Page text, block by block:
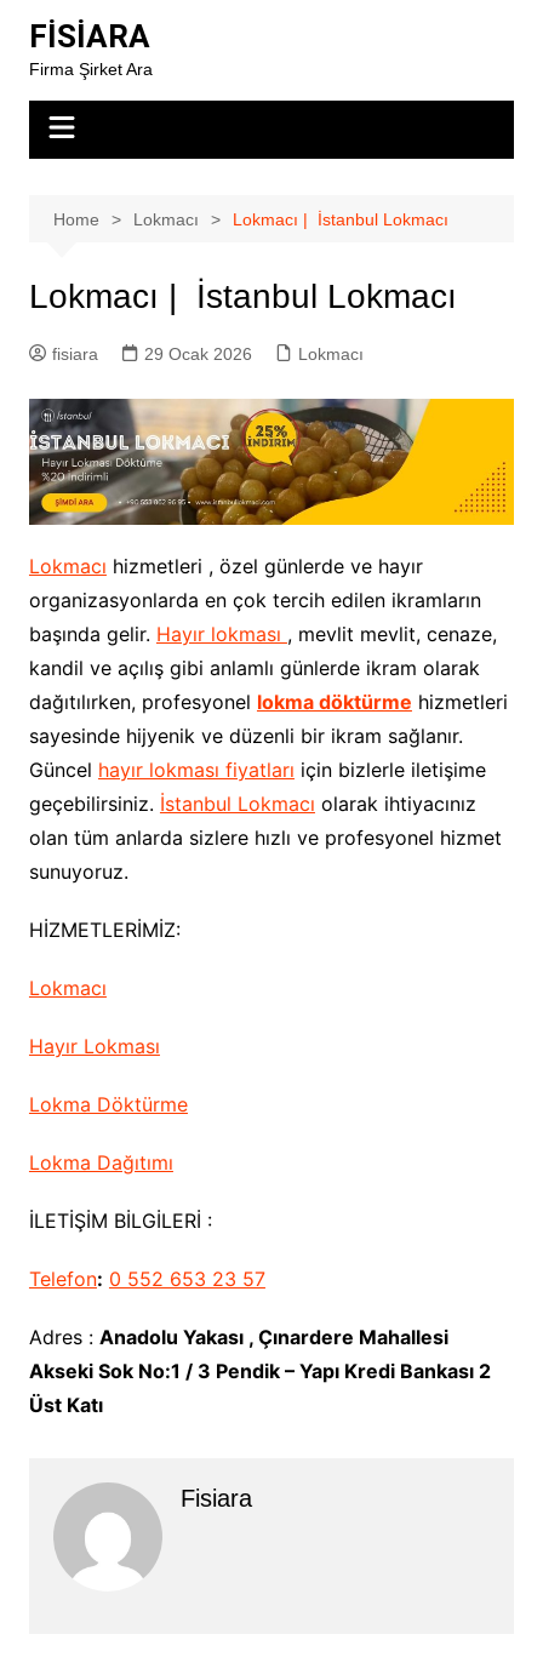
content
FİSİARA
Firma Şirket Ara
Home Lokmacı Lokmacı | İstanbul Lokmacı
Lokmacı | İstanbul Lokmacı
fisiara 29 Ocak 2026 Lokmacı
Lokmacı hizmetleri , özel günlerde ve hayır
organizasyonlarda en çok tercih edilen ikramların
başında gelir. Hayır lokması , mevlit mevlit, cenaze,
kandil ve açılış gibi anlamlı günlerde ikram olarak
dağıtılırken, profesyonel lokma döktürme hizmetleri
sayesinde hijyenik ve düzenli bir ikram sağlanır.
Güncel hayır lokması fiyatları için bizlerle iletişime
geçebilirsiniz. İstanbul Lokmacı olarak ihtiyacınız
olan tüm anlarda sizlere hızlı ve profesyonel hizmet
sunuyoruz.
HİZMETLERİMİZ:
Lokmacı
Hayır Lokması
Lokma Döktürme
Lokma Dağıtımı
İLETİŞİM BİLGİLERİ :
Telefon: 0 552 653 23 57
Adres : Anadolu Yakası , Çınardere Mahallesi
Akseki Sok No:1 / 3 Pendik – Yapı Kredi Bankası 2
Üst Katı
Fisiara